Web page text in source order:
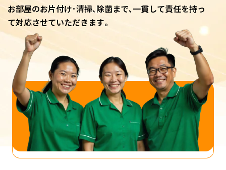
お部屋のお片付け･清掃､除菌まで､一貫して責任を持っ
て対応させていただきます｡